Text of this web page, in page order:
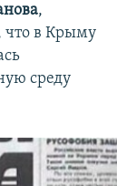
,
что в Крыму
среду